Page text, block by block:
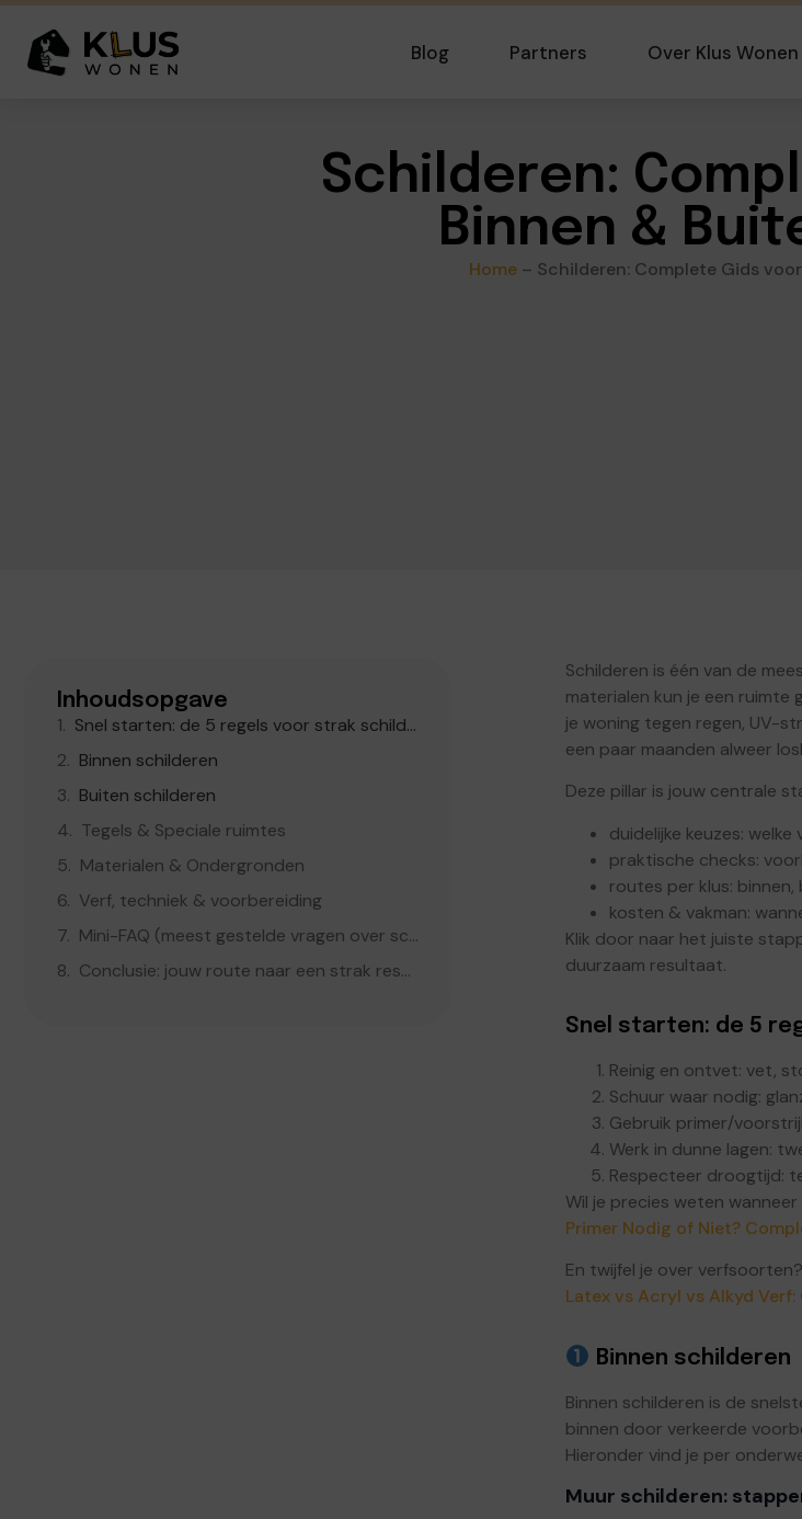
Blog Partners Over Klus Wonen
Schilderen:
Binnen &
Home – Schilderen: Complete Gids
Inhoudsopgave
Snel starten: de 5 regels voor strak schilderwerk (altijd toepasbaar)
Binnen schilderen
Buiten schilderen
Tegels & Speciale ruimtes
Materialen & Ondergronden
Verf, techniek & voorbereiding
Mini-FAQ (meest gestelde vragen over schilderen)
Conclusie: jouw route naar een strak resultaat
Schilderen is één van de
materialen kun je een
je woning tegen regen, UV-
een paar maanden alweer
Deze pillar is jouw centrale
duidelijke keuzes:
praktische checks:
routes per klus: binnen,
kosten & vakman:
Klik door naar het juiste
duurzaam resultaat.
Snel starten: de 5
Reinig en ontvet: vet,
Schuur waar nodig:
Gebruik primer/
Werk in dunne lagen:
Respecteer droogtijd:
Wil je precies weten
Primer Nodig of Niet?
En twijfel je over
Latex vs Acryl vs Alkyd
Binnen schilderen
Binnen schilderen is de
binnen door verkeerde
Hieronder vind je per
Muur schilderen: